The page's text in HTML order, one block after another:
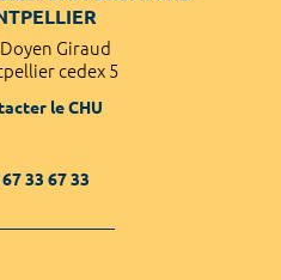
Giraud
cedex 5
le CHU
33 67 33